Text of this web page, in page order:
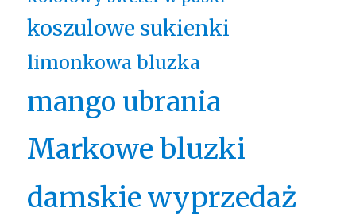
koszulowe sukienki
limonkowa bluzka
mango ubrania
Markowe bluzki
damskie wyprzedaż